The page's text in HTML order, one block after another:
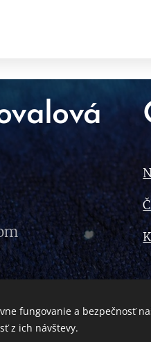
fungovanie a bezpečnosť
z ich návštevy.